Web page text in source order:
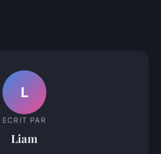
L
ECRIT PAR
Liam